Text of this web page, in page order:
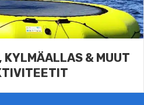
KYLMÄALLAS & MUUT